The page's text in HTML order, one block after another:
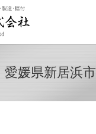
愛媛県新居浜市